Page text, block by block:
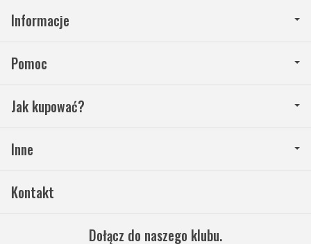
Informacje
Pomoc
Jak kupować?
Inne
Kontakt
Dołącz do naszego klubu.